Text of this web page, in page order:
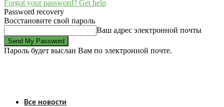
Forgot your password? Get help
Password recovery
Восстановите свой пароль
Ваш адрес электронной почты
Пароль будет выслан Вам по электронной почте.
Все новости